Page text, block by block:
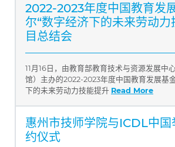
2022-2023年度中国教育发
尔“数字经济下的未来劳动力
目总结会
11月16日，由教育部教育技术与资源发展中
馆）主办的2022-2023年度中国教育发展基
下的未来劳动力技能提升 Read More
惠州市技师学院与ICDL中国
约仪式